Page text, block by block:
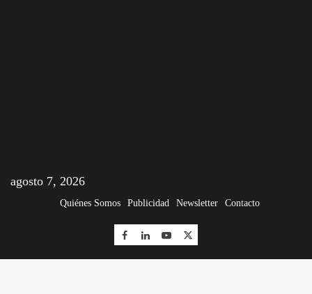
agosto 7, 2026
Quiénes Somos Publicidad Newsletter Contacto